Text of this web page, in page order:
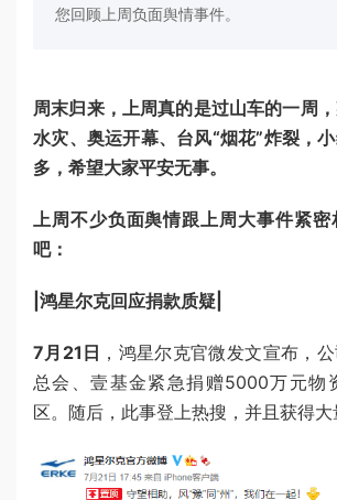
您回顾上周负面舆情事件。
周末归来，上周真的是过山车的一周
水灾、奥运开幕、台风“烟花”炸裂，
多，希望大家平安无事。
上周不少负面舆情跟上周大事件紧密
吧：
|鸿星尔克回应捐款质疑|
7月21日 ，鸿星尔克官微发文宣布，
总会、壹基金紧急捐赠5000万元物
区。随后，此事登上热搜，并且获得大